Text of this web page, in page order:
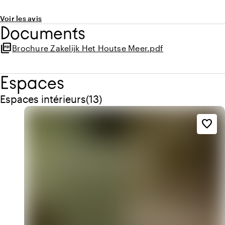
Voir les avis
Documents
picture_as_pdfBrochure Zakelijk Het Houtse Meer.pdf
Espaces
Espaces intérieurs
Quantité de espaces intérieurs : 13
(13)
favorite_border